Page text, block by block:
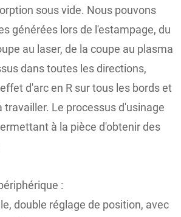
sous vide. Nous pouvons
générées lors de l'estampage, du
au laser, de la coupe au plasma
dans toutes les directions,
d'arc en R sur tous les bords et
travailler. Le processus d'usinage
à la pièce d'obtenir des
:
double réglage de position, avec